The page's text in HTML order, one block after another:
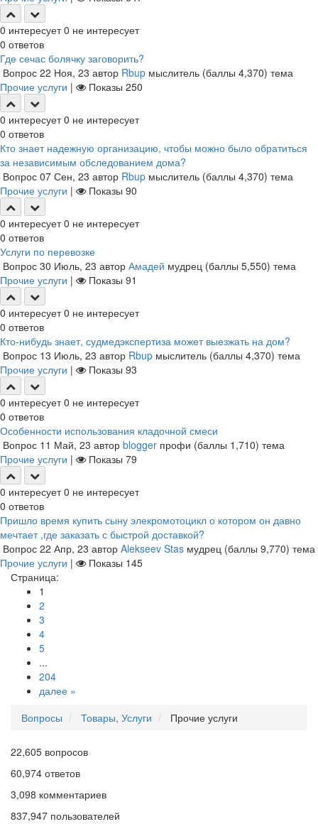
0 интересует 0 не интересует
0 ответов
Где сечас болячку заговорить?
Вопрос 22 Ноя, 23 автор Rbup мыслитель (баллы 4,370) тема
Прочие услуги | Показы 250
0 интересует 0 не интересует
0 ответов
Кто знает надежную организацию, чтобы можно было обратиться
за независимым обследованием дома?
Вопрос 07 Сен, 23 автор Rbup мыслитель (баллы 4,370) тема
Прочие услуги | Показы 90
0 интересует 0 не интересует
0 ответов
Услуги по перевозке
Вопрос 30 Июль, 23 автор Амадей мудрец (баллы 5,550) тема
Прочие услуги | Показы 91
0 интересует 0 не интересует
0 ответов
Кто-нибудь знает, судмедэкспертиза может выезжать на дом?
Вопрос 13 Июль, 23 автор Rbup мыслитель (баллы 4,370) тема
Прочие услуги | Показы 93
0 интересует 0 не интересует
0 ответов
Особенности использования кладочной смеси
Вопрос 11 Май, 23 автор blogger профи (баллы 1,710) тема
Прочие услуги | Показы 79
0 интересует 0 не интересует
0 ответов
Пришло время купить сыну элекромотоцикл о котором он давно
мечтает ,где заказать с быстрой доставкой?
Вопрос 22 Апр, 23 автор Alekseev Stas мудрец (баллы 9,770) тема
Прочие услуги | Показы 145
Страница:
1
2
3
4
5
...
204
далее »
Вопросы
Товары, Услуги Прочие услуги
22,605 вопросов
60,974 ответов
3,098 комментариев
837,947 пользователей